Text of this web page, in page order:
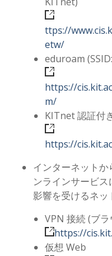
ttps://
etw/
eduroam
https://
m/
KITnet 認証付
https://
インターネット
ンラインサービス
影響を受けるネッ
VPN 接続 (ブ
https://
仮想 Web